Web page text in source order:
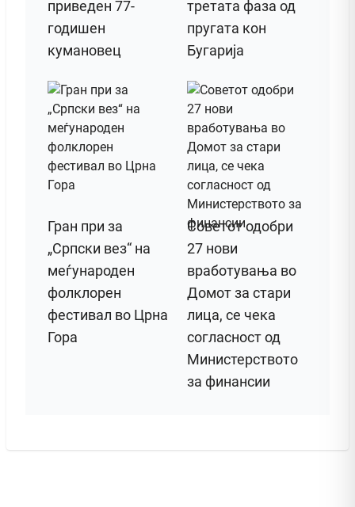
приведен 77-
годишен
кумановец
третата фаза од
пругата кон
Бугарија
Гран при за
„Српски вез“ на
меѓународен
фолклорен
фестивал во Црна
Гора
Советот одобри
27 нови
вработувања во
Домот за стари
лица, се чека
согласност од
Министерството
за финансии